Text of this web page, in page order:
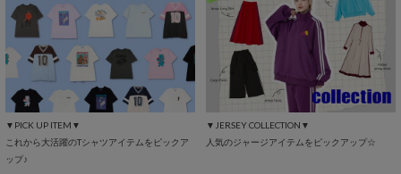
▼PICK UP ITEM▼
これから大活躍のTシャツアイテムをピックア
ップ♪
▼JERSEY COLLECTION▼
人気のジャージアイテムをピックアップ☆